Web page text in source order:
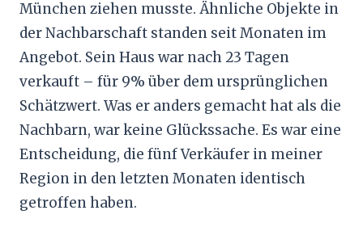
München ziehen musste. Ähnliche Objekte in
der Nachbarschaft standen seit Monaten im
Angebot. Sein Haus war nach 23 Tagen
verkauft – für 9% über dem ursprünglichen
Schätzwert. Was er anders gemacht hat als die
Nachbarn, war keine Glückssache. Es war eine
Entscheidung, die fünf Verkäufer in meiner
Region in den letzten Monaten identisch
getroffen haben.